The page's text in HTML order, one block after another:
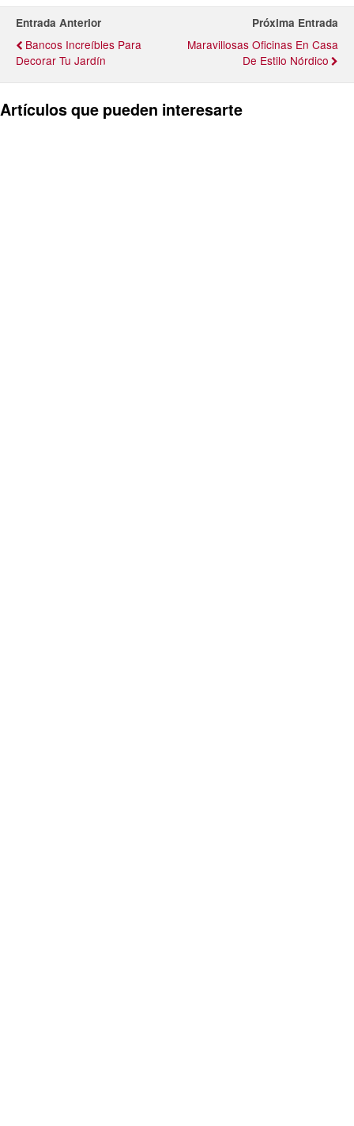
Entrada Anterior
Bancos Increíbles Para
Decorar Tu Jardín
Próxima Entrada
Maravillosas Oficinas En Casa
De Estilo Nórdico
Artículos que pueden interesarte